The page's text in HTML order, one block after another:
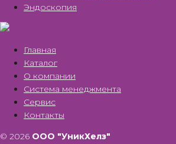
Эндоскопия
Главная
Каталог
О компании
Система менеджмента
Сервис
Контакты
© 2026 ООО "УникХелз"